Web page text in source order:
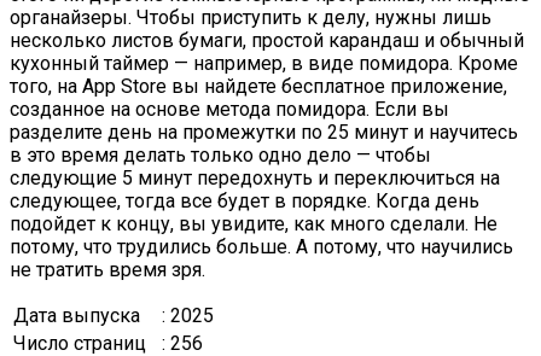
органайзеры. Чтобы приступить к делу, нужны лишь
несколько листов бумаги, простой карандаш и обычный
кухонный таймер — например, в виде помидора. Кроме
того, на App Store вы найдете бесплатное приложение,
созданное на основе метода помидора. Если вы
разделите день на промежутки по 25 минут и научитесь
в это время делать только одно дело — чтобы
следующие 5 минут передохнуть и переключиться на
следующее, тогда все будет в порядке. Когда день
подойдет к концу, вы увидите, как много сделали. Не
потому, что трудились больше. А потому, что научились
не тратить время зря.
Дата выпуска
: 2025
Число страниц
: 256